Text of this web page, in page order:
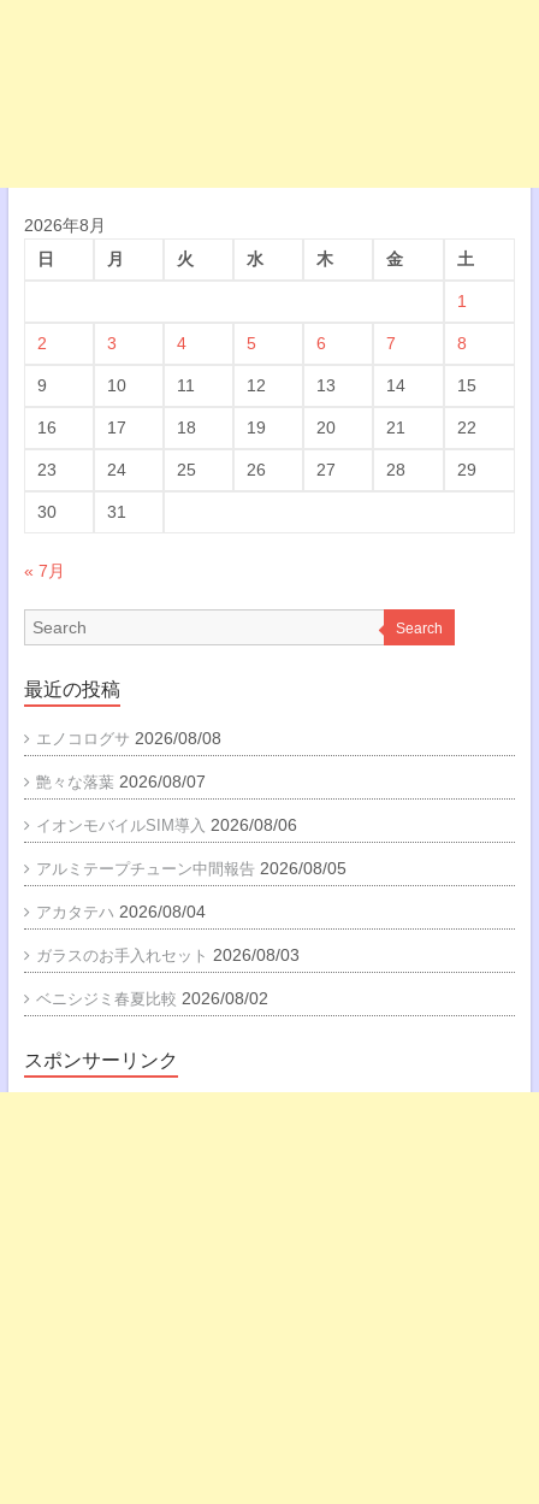
2026年8月
日
月 火 水 木 金 土
1
2 3 4 5 6 7 8
9 10 11 12 13 14 15
16 17 18 19 20 21 22
23 24 25 26 27 28 29
30 31
« 7月
Search
最近の投稿
エノコログサ 2026/08/08
艶々な落葉 2026/08/07
イオンモバイルSIM導入 2026/08/06
アルミテープチューン中間報告 2026/08/05
アカタテハ 2026/08/04
ガラスのお手入れセット 2026/08/03
ベニシジミ春夏比較 2026/08/02
スポンサーリンク